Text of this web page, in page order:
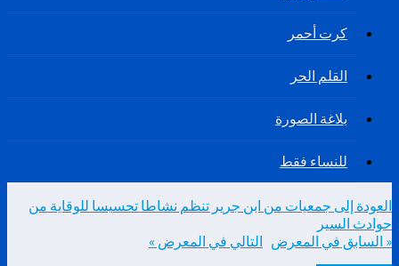
كرت أحمر
القلم الحر
بلاغة الصورة
للنساء فقط
العودة إلى جمعيات من ابن جرير تنظم نشاطا تحسيسا للوقاية من
حوادث السير
« السابق في المعرض التالي في المعرض »